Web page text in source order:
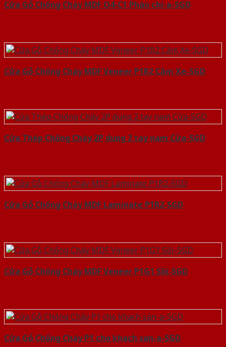
Cửa Gỗ Chống Cháy MDF O4-C1 Phào chi-a-SGD
Cửa Gỗ Chống Cháy MDF Veneer P1R2 Căm Xe-SGD
Cửa Thép Chống Cháy 2P dung 2 tay nam Cửa-SGD
Cửa Gỗ Chống Cháy MDF Laminate P1R2-SGD
Cửa Gỗ Chống Cháy MDF Veneer P1G1 Sồi-SGD
Cửa Gỗ Chống Cháy P1 cho khach san-a-SGD